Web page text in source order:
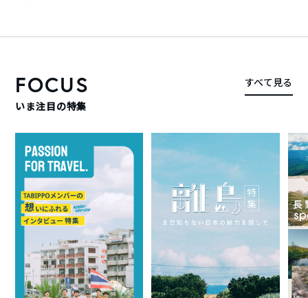
FOCUS
いま注目の特集
すべて見る